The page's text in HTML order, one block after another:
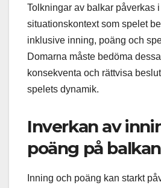
Tolkningar av balkar påverkas
situationskontext som spelet
inklusive inning, poäng och
Domarna måste bedöma
konsekventa och rättvisa
spelets dynamik.
Inverkan av
poäng på
Inning och poäng kan starkt